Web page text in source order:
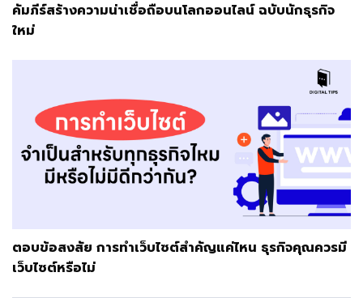
คัมภีร์สร้างความน่าเชื่อถือบนโลกออนไลน์ ฉบับนักธุรกิจ
ใหม่
ตอบข้อสงสัย การทำเว็บไซต์สำคัญแค่ไหน ธุรกิจคุณควรมี
เว็บไซต์หรือไม่